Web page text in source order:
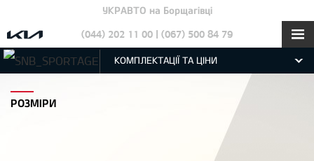
УКРАВТО на Борщагівці
(044) 202 11 00 | (067) 500 84 79
КОМПЛЕКТАЦІЇ ТА ЦІНИ
РОЗМІРИ